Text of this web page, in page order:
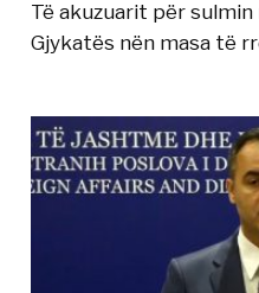
Të akuzuarit për
Gjykatës nën masa të